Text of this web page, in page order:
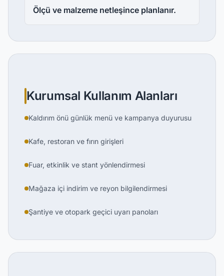
Ölçü ve malzeme netleşince planlanır.
Kurumsal Kullanım Alanları
Kaldırım önü günlük menü ve kampanya duyurusu
Kafe, restoran ve fırın girişleri
Fuar, etkinlik ve stant yönlendirmesi
Mağaza içi indirim ve reyon bilgilendirmesi
Şantiye ve otopark geçici uyarı panoları